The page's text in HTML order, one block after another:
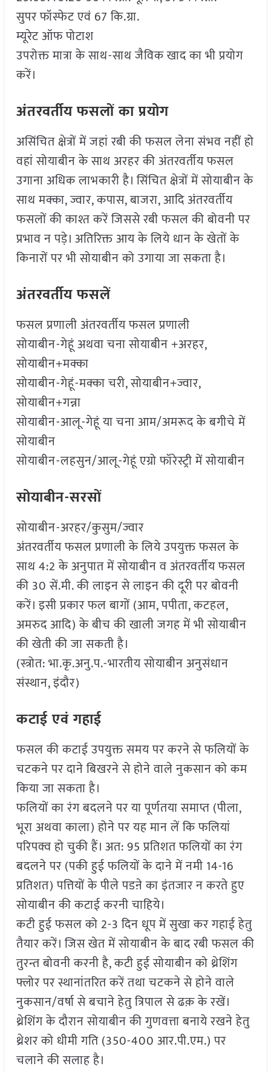
सुपर फॉस्फेट एवं 67 कि.ग्रा.
म्यूरेट ऑफ पोटाश
उपरोक्त मात्रा के साथ-साथ जैविक खाद का भी प्रयोग
करें।
अंतरवर्तीय फसलों का प्रयोग
असिंचित क्षेत्रों में जहां रबी की फसल लेना संभव नहीं हो
वहां सोयाबीन के साथ अरहर की अंतरवर्तीय फसल
उगाना अधिक लाभकारी है। सिंचित क्षेत्रों में सोयाबीन के
साथ मक्का, ज्वार, कपास, बाजरा, आदि अंतरवर्तीय
फसलों की काश्त करें जिससे रबी फसल की बोवनी पर
प्रभाव न पड़े। अतिरिक्त आय के लिये धान के खेतों के
किनारों पर भी सोयाबीन को उगाया जा सकता है।
अंतरवर्तीय फसलें
फसल प्रणाली अंतरवर्तीय फसल प्रणाली
सोयाबीन-गेहूं अथवा चना सोयाबीन +अरहर,
सोयाबीन+मक्का
सोयाबीन-गेहूं-मक्का चरी, सोयाबीन+ज्वार,
सोयाबीन+गन्ना
सोयाबीन-आलू-गेहूं या चना आम/अमरूद के बगीचे में
सोयाबीन
सोयाबीन-लहसुन/आलू-गेहूं एग्रो फॉरेस्ट्री में सोयाबीन
सोयाबीन-सरसों
सोयाबीन-अरहर/कुसुम/ज्वार
अंतरवर्तीय फसल प्रणाली के लिये उपयुक्त फसल के
साथ 4:2 के अनुपात में सोयाबीन व अंतरवर्तीय फसल
की 30 सें.मी. की लाइन से लाइन की दूरी पर बोवनी
करें। इसी प्रकार फल बागों (आम, पपीता, कटहल,
अमरुद आदि) के बीच की खाली जगह में भी सोयाबीन
की खेती की जा सकती है।
(स्त्रोत: भा.कृ.अनु.प.-भारतीय सोयाबीन अनुसंधान
संस्थान, इंदौर)
कटाई एवं गहाई
फसल की कटाई उपयुक्त समय पर करने से फलियों के
चटकने पर दाने बिखरने से होने वाले नुकसान को कम
किया जा सकता है।
फलियों का रंग बदलने पर या पूर्णतया समाप्त (पीला,
भूरा अथवा काला) होने पर यह मान लें कि फलियां
परिपक्व हो चुकी हैं। अत: 95 प्रतिशत फलियों का रंग
बदलने पर (पकी हुई फलियों के दाने में नमी 14-16
प्रतिशत) पत्तियों के पीले पडऩे का इंतजार न करते हुए
सोयाबीन की कटाई करनी चाहिये।
कटी हुई फसल को 2-3 दिन धूप में सुखा कर गहाई हेतु
तैयार करें। जिस खेत में सोयाबीन के बाद रबी फसल की
तुरन्त बोवनी करनी है, कटी हुई सोयाबीन को थ्रेशिंग
फ्लोर पर स्थानांतरित करें तथा चटकने से होने वाले
नुकसान/वर्षा से बचाने हेतु त्रिपाल से ढक़ के रखें।
थ्रेशिंग के दौरान सोयाबीन की गुणवत्ता बनाये रखने हेतु
थ्रेशर को धीमी गति (350-400 आर.पी.एम.) पर
चलाने की सलाह है।